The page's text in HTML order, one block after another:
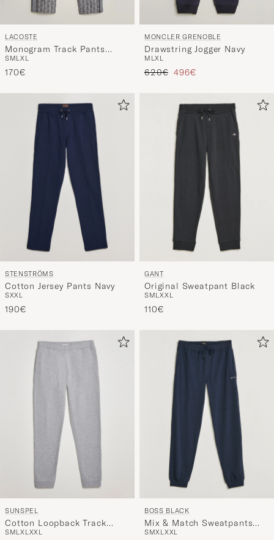
LACOSTE
Monogram Track Pants
Calluna/Graphite
SMLXL
170€
MONCLER GRENOBLE
Drawstring Jogger Navy
M LXL
Regulärer Preis
620€ Reduzierter Preis
496€
STENSTRÖMS
Cotton Jersey Pants Navy
SXXL
190€
GANT
Original Sweatpant Black
SMLXXL
110€
SUNSPEL
Cotton Loopback Track
Pants Grey Melange
SMLXLXXL
BOSS BLACK
Mix & Match Sweatpants
Dark Blue
SMXLXXL